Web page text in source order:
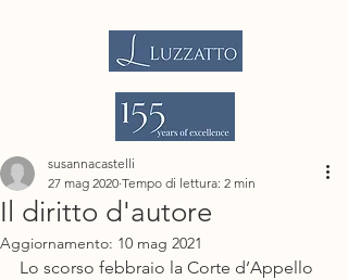
Il diritto d'autore
susannacastelli
27 mag 2020 Tempo di lettura: 2 min
Aggiornamento: 10 mag 2021
Lo scorso febbraio la Corte d’Appello